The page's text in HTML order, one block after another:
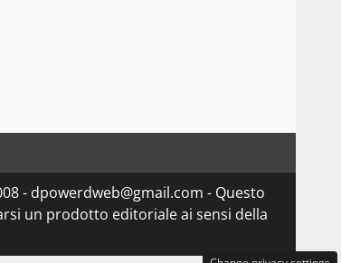
- dpowerdweb@gmail.com - Questo
un prodotto editoriale ai sensi della